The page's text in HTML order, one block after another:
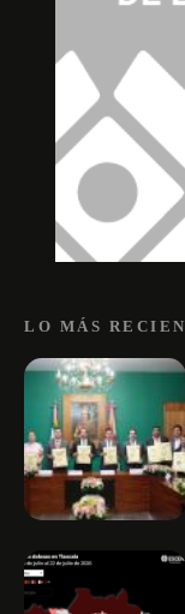
LO MÁS